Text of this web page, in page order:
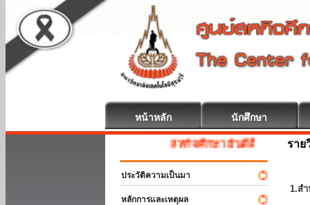
หน้าหลัก นักศึกษา
สหกิจศึกษา ยินดีต้อนรับ
ประวัติความเป็นมา
หลักการและเหตุผล
ราย
1.ส